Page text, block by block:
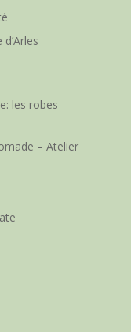
les robes
– Atelier